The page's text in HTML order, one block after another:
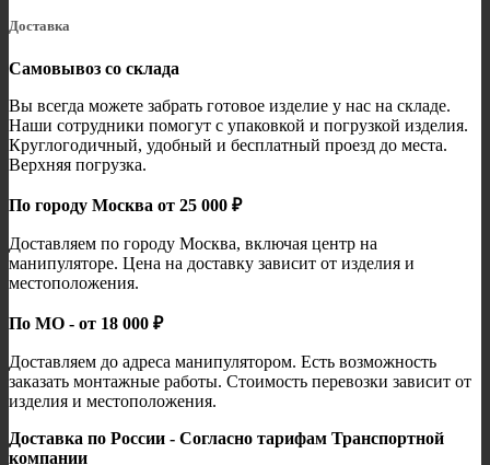
Доставка
Самовывоз со склада
Вы всегда можете забрать готовое изделие у нас на складе.
Наши сотрудники помогут с упаковкой и погрузкой изделия.
Круглогодичный, удобный и бесплатный проезд до места.
Верхняя погрузка.
По городу Москва от 25 000 ₽
Доставляем по городу Москва, включая центр на
манипуляторе. Цена на доставку зависит от изделия и
местоположения.
По МО - от 18 000 ₽
Доставляем до адреса манипулятором. Есть возможность
заказать монтажные работы. Стоимость перевозки зависит от
изделия и местоположения.
Доставка по России - Согласно тарифам Транспортной
компании